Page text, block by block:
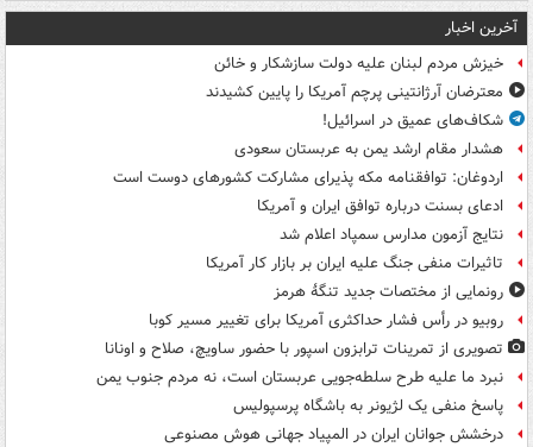
آخرین اخبار
خیزش مردم لبنان علیه دولت سازشکار و خائن
معترضان آرژانتینی پرچم آمریکا را پایین کشیدند
شکاف‌های عمیق در اسرائیل!
هشدار مقام ارشد یمن به عربستان سعودی
اردوغان: توافقنامه مکه پذیرای مشارکت کشورهای دوست است
ادعای بسنت درباره توافق ایران و آمریکا
نتایج آزمون مدارس سمپاد اعلام شد
تاثیرات منفی جنگ علیه ایران بر بازار کار آمریکا
رونمایی از مختصات جدید تنگۀ هرمز
روبیو در رأس فشار حداکثری آمریکا برای تغییر مسیر کوبا
تصویری از تمرینات ترابزون اسپور با حضور ساویچ، صلاح و اونانا
نبرد ما علیه طرح سلطه‌جویی عربستان است، نه مردم جنوب یمن
پاسخ منفی یک لژیونر به باشگاه پرسپولیس
درخشش جوانان ایران در المپیاد جهانی هوش مصنوعی